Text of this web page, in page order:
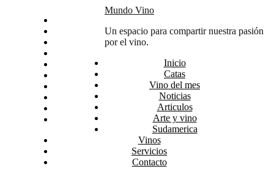
Arte y vino
Sudamerica
Mundo Vino
Un espacio para compartir nuestra pasión
por el vino.
Inicio
Catas
Vino del mes
Noticias
Articulos
Arte y vino
Sudamerica
Vinos
Servicios
Contacto